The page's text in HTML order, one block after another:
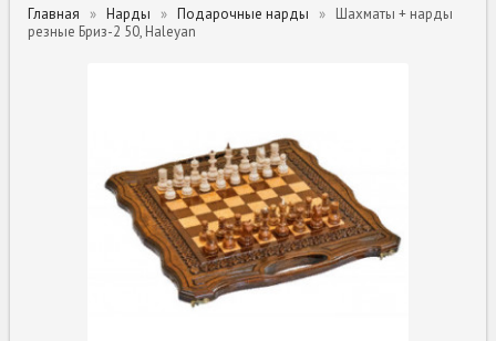
Главная Нарды Подарочные нарды
Шахматы + нарды
резные Бриз-2 50, Haleyan